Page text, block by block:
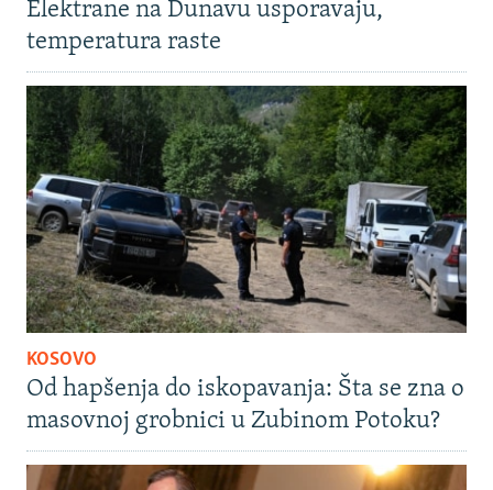
Elektrane na Dunavu usporavaju,
temperatura raste
KOSOVO
Od hapšenja do iskopavanja: Šta se zna o
masovnoj grobnici u Zubinom Potoku?